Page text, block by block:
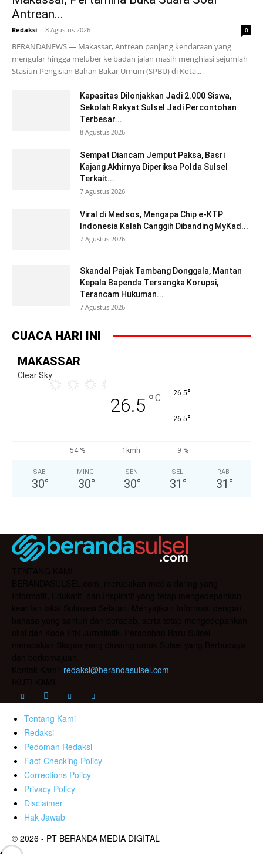
Antrean...
Redaksi - 8 Agustus 2026 0
BERANDANEWS — Makassar, Antrean panjang kendaraan yang
mengular hingga meluber ke badan jalan masih menghiasi sejumlah
Stasiun Pengisian Bahan Bakar Umum (SPBU) di Kota...
Kapasitas Dilonjakkan Jadi 2.000 Siswa,
Sekolah Rakyat Sulsel Jadi Percontohan
Terbesar...
8 Agustus 2026
Sempat Diancam Jemput Paksa, Basri
Kajang Akhirnya Diperiksa Polda Sulsel
Terkait...
7 Agustus 2026
Viral di Medsos, Mengapa Chip e-KTP
Indonesia Kalah Canggih Dibanding MyKad...
7 Agustus 2026
Skandal Pajak Tambang Donggala, Mantan
Kepala Bapenda Tersangka Korupsi,
Terancam Hukuman...
7 Agustus 2026
CUACA HARI INI
MAKASSAR
Clear Sky
26.5 °C 26.5°
26.5°
54 % 1kmh 9 %
SAB
30°
MING
30°
SEN
30°
SEL
31 °
RAB
31 °
redaksi@berandasulsel.com
Tentang Kami
Redaksi
Pedoman Redaksi
Fact-Checking Policy
Corrections Policy
Privacy Policy
Disclaimer
Hak Jawab
© 2026 - PT BERANDA MEDIA DIGITAL